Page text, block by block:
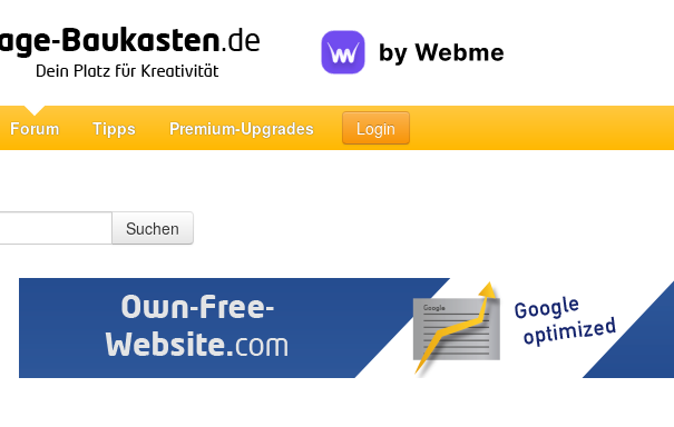
Forum Tipps Premium-Upgrades Login
Suchen